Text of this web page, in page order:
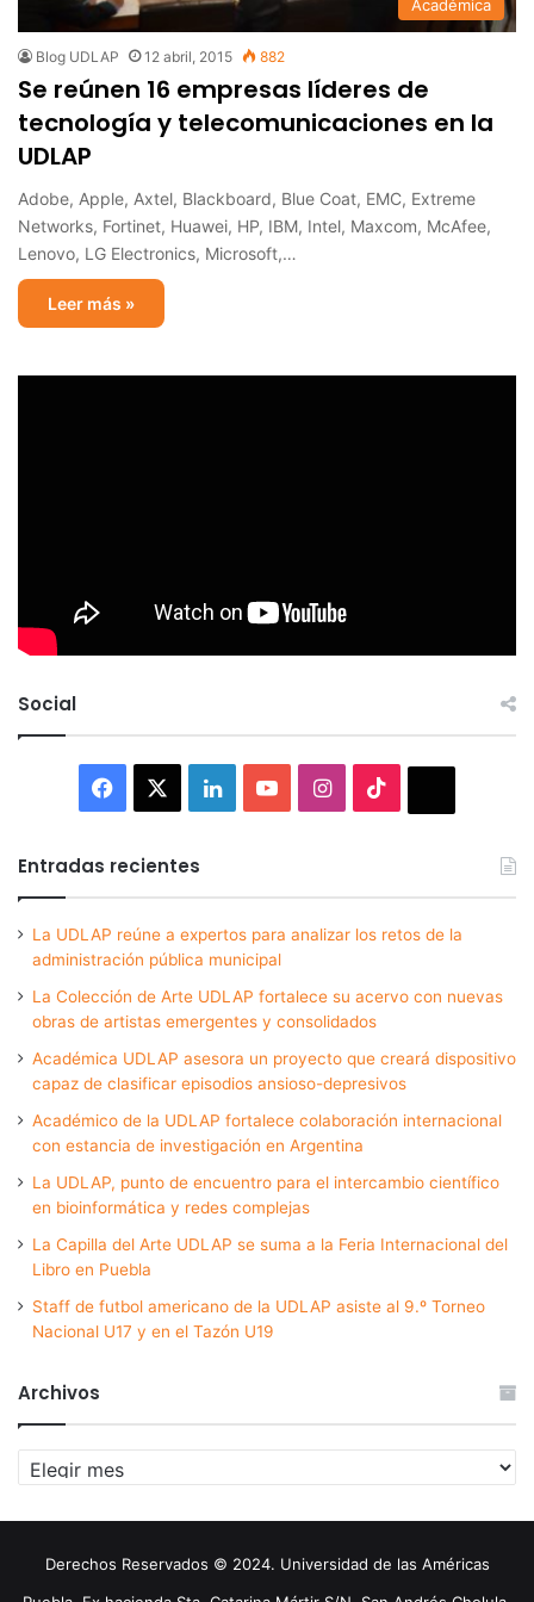
Académica
Blog UDLAP 12 abril, 2015 882
Se reúnen 16 empresas líderes de
tecnología y telecomunicaciones en la
UDLAP
Adobe, Apple, Axtel, Blackboard, Blue Coat, EMC, Extreme
Networks, Fortinet, Huawei, HP, IBM, Intel, Maxcom, McAfee,
Lenovo, LG Electronics, Microsoft,…
Leer más »
Social
Facebook LinkedInYouTubeInstagram
Entradas recientes
La UDLAP reúne a expertos para analizar los retos de la
administración pública municipal
La Colección de Arte UDLAP fortalece su acervo con nuevas
obras de artistas emergentes y consolidados
Académica UDLAP asesora un proyecto que creará dispositivo
capaz de clasificar episodios ansioso-depresivos
Académico de la UDLAP fortalece colaboración internacional
con estancia de investigación en Argentina
La UDLAP, punto de encuentro para el intercambio científico
en bioinformática y redes complejas
La Capilla del Arte UDLAP se suma a la Feria Internacional del
Libro en Puebla
Staff de futbol americano de la UDLAP asiste al 9.º Torneo
Nacional U17 y en el Tazón U19
Archivos
Archivos
Derechos Reservados © 2024. Universidad de las Américas